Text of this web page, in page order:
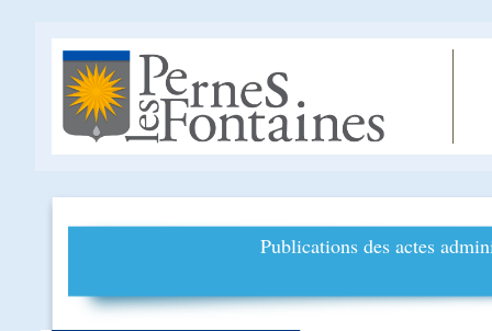
Publications des actes